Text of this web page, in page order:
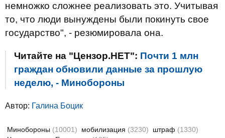
немножко сложнее реализовать это. Учитывая
то, что люди вынуждены были покинуть свое
государство", - резюмировала она.
Читайте на "Цензор.НЕТ": Почти 1 млн
граждан обновили данные за прошлую
неделю, - Минобороны
Автор: Галина Боцик
Минобороны (10001) мобилизация (3230) штраф (1330)